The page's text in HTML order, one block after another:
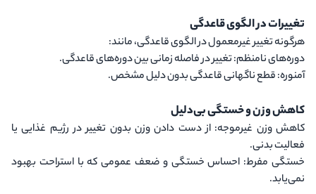
تغییرات در الگوی قاعدگی
هرگونه تغییر غیرمعمول در الگوی قاعدگی، مانند:
دوره‌های نامنظم: تغییر در فاصله زمانی بین دوره‌های قاعدگی.
آمنوره: قطع ناگهانی قاعدگی بدون دلیل مشخص.
کاهش وزن و خستگی بی‌دلیل
کاهش وزن غیرموجه: از دست دادن وزن بدون تغییر در رژیم غذایی یا
فعالیت بدنی.
خستگی مفرط: احساس خستگی و ضعف عمومی که با استراحت بهبود
نمی‌یابد.